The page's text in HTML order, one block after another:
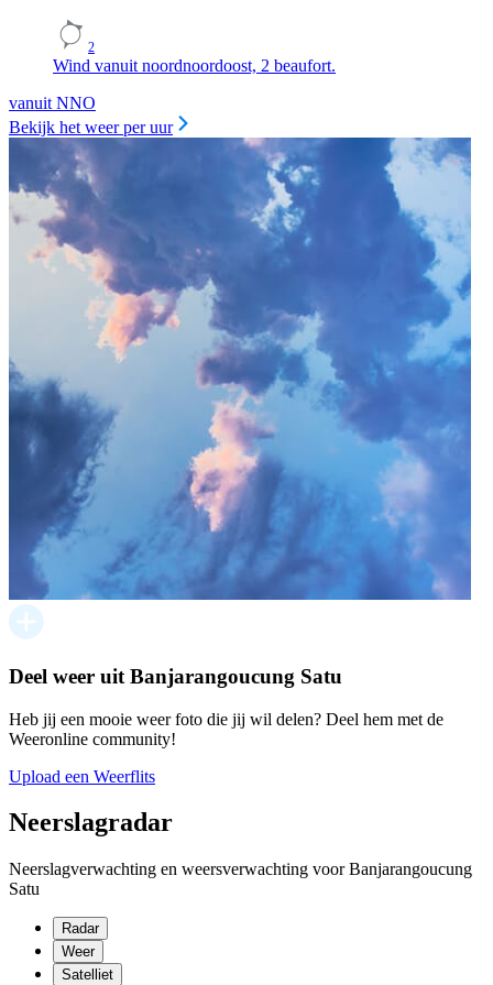
2
Wind vanuit noordnoordoost, 2 beaufort.
vanuit NNO
Bekijk het weer per uur
Deel weer uit Banjarangoucung Satu
Heb jij een mooie weer foto die jij wil delen? Deel hem met de
Weeronline community!
Upload een Weerflits
Neerslagradar
Neerslagverwachting en weersverwachting voor Banjarangoucung
Satu
Radar
Weer
Satelliet